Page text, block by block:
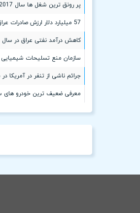
پر رونق ترین شغل ها سال 2017
57 میلیارد دلار ارزش صادرات عراق در سال 2017 اعلام شد
کاهش درآمد نفتی عراق در سال 2017
سازمان منع تسلیحات شیمیایی حمله
جرائم ناشی از تنفر در آمریکا در سال 2017
معرفی ضعیف ترین خودرو های سال 2017 در